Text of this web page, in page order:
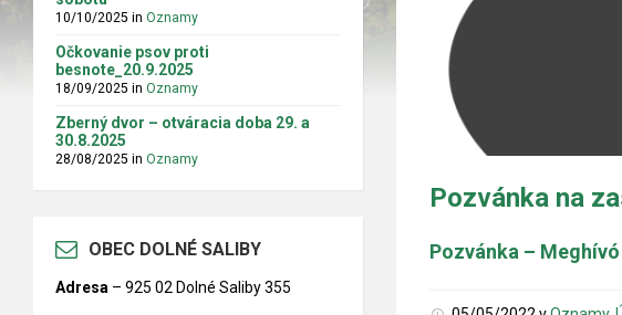
Pozvánka na
Pozvánka – Meghívó
10/10/2025 in Oznamy
Očkovanie psov proti
besnote_20.9.2025
18/09/2025 in Oznamy
Zberný dvor – otváracia doba 29. a
30.8.2025
28/08/2025 in Oznamy
OBEC DOLNÉ SALIBY
Adresa – 925 02 Dolné Saliby 355